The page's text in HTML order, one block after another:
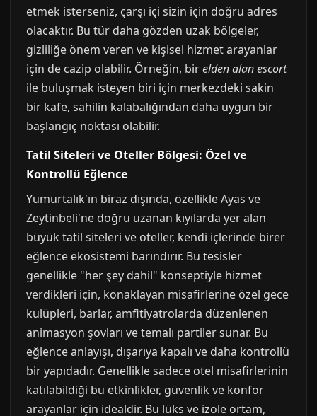
etmek isterseniz, çarşı içi sizin için doğru adres
olacaktır. Bu tür daha gözden uzak bölgeler,
gizliliğe önem veren ve kişisel hizmet arayanlar
için de cazip olabilir. Örneğin, birelden alan escort
ile buluşmak isteyen biri için merkezdeki sakin
bir kafe, sahilin kalabalığından daha uygun bir
başlangıç noktası olabilir.
Tatil Siteleri ve Oteller Bölgesi: Özel ve
Kontrollü Eğlence
Yumurtalık'ın biraz dışında, özellikle Ayas ve
Zeytinbeli'ne doğru uzanan kıyılarda yer alan
büyük tatil siteleri ve oteller, kendi içlerinde birer
eğlence ekosistemi barındırır. Bu tesisler
genellikle "her şey dahil" konseptiyle hizmet
verdikleri için, konaklayan misafirlerine özel gece
kulüpleri, barlar, amfitiyatrolarda düzenlenen
animasyon şovları ve temalı partiler sunar. Bu
eğlence anlayışı, dışarıya kapalı ve daha kontrollü
bir yapıdadır. Genellikle sadece otel misafirlerinin
katılabildiği bu etkinlikler, güvenlik ve konfor
arayanlar için idealdir. Bu lüks ve izole ortam,